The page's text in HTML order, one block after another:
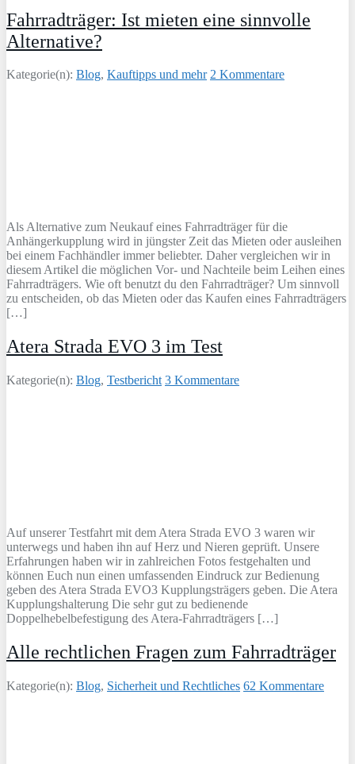
Fahrradträger: Ist mieten eine sinnvolle
Alternative?
Kategorie(n): Blog, Kauftipps und mehr 2 Kommentare
Als Alternative zum Neukauf eines Fahrradträger für die
Anhängerkupplung wird in jüngster Zeit das Mieten oder ausleihen
bei einem Fachhändler immer beliebter. Daher vergleichen wir in
diesem Artikel die möglichen Vor- und Nachteile beim Leihen eines
Fahrradträgers. Wie oft benutzt du den Fahrradträger? Um sinnvoll
zu entscheiden, ob das Mieten oder das Kaufen eines Fahrradträgers
[…]
Atera Strada EVO 3 im Test
Kategorie(n): Blog, Testbericht 3 Kommentare
Auf unserer Testfahrt mit dem Atera Strada EVO 3 waren wir
unterwegs und haben ihn auf Herz und Nieren geprüft. Unsere
Erfahrungen haben wir in zahlreichen Fotos festgehalten und
können Euch nun einen umfassenden Eindruck zur Bedienung
geben des Atera Strada EVO3 Kupplungsträgers geben. Die Atera
Kupplungshalterung Die sehr gut zu bedienende
Doppelhebelbefestigung des Atera-Fahrradträgers […]
Alle rechtlichen Fragen zum Fahrradträger
Kategorie(n): Blog, Sicherheit und Rechtliches 62 Kommentare